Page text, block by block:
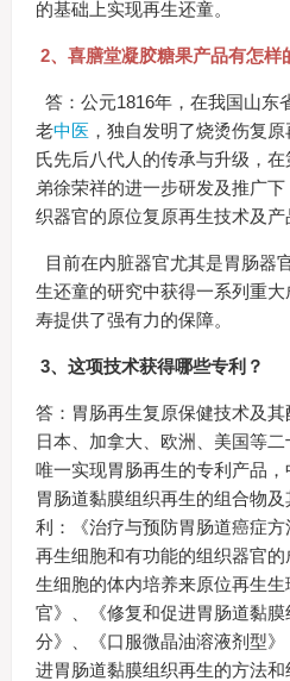
的基础上实现再生还童。
2、喜膳堂凝胶糖果产品有怎样
答：公元1816年，在我国山东
老中医 ，独自发明了烧烫伤复
氏先后八代人的传承与升级，
弟徐荣祥的进一步研发及推广
织器官的原位复原再生技术及产
目前在内脏器官尤其是胃肠器
生还童的研究中获得一系列重
寿提供了强有力的保障。
3、这项技术获得哪些专利？
答：胃肠再生复原保健技术及其
日本、加拿大、欧洲、美国等
唯一实现胃肠再生的专利产品
胃肠道黏膜组织再生的组合物
利：《治疗与预防胃肠道癌症
再生细胞和有功能的组织器官
生细胞的体内培养来原位再生
官》、《修复和促进胃肠道黏
分》、《口服微晶油溶液剂型
进胃肠道黏膜组织再生的方法和